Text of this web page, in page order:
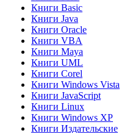
Книги Basic
Книги Java
Книги Oracle
Книги VBA
Книги Maya
Книги UML
Книги Corel
Книги Windows Vista
Книги JavaScript
Книги Linux
Книги Windows XP
Книги Издательские